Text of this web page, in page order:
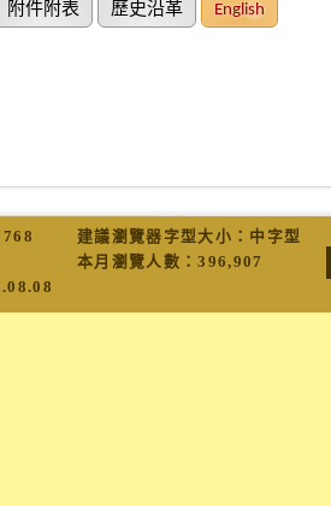
附件附表 歷史沿革 English
建議瀏覽器字型大小：中字型
本月瀏覽人數：396,907